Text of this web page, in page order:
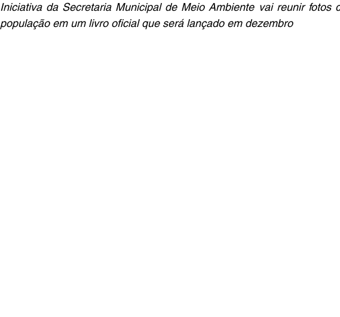
Iniciativa da Secretaria Municipal de Meio Ambiente vai reunir fotos
população em um livro oficial que será lançado em dezembro